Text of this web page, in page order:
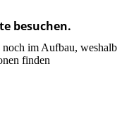
besuchen.
noch im Aufbau, weshalb
finden